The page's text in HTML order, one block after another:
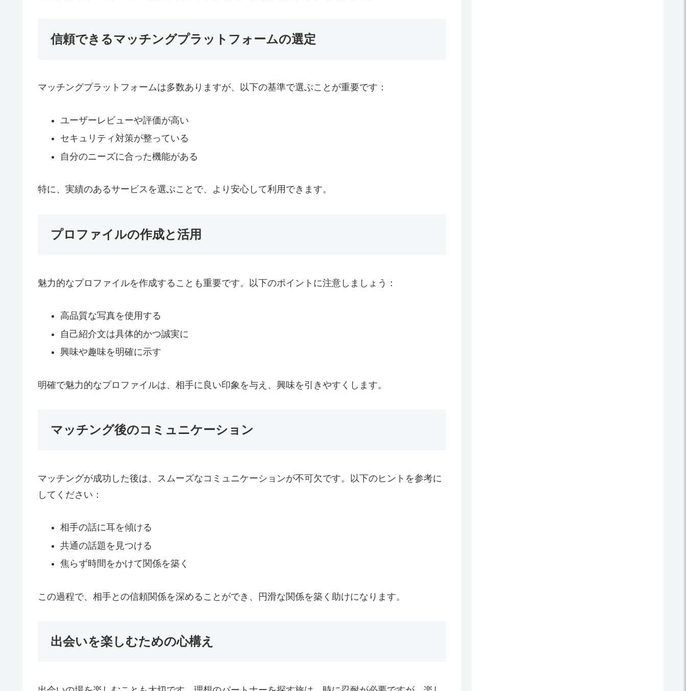
信頼できるマッチングプラットフォームの選定
マッチングプラットフォームは多数ありますが、以下の基準で選ぶことが重要です：
ユーザーレビューや評価が高い
セキュリティ対策が整っている
自分のニーズに合った機能がある
特に、実績のあるサービスを選ぶことで、より安心して利用できます。
プロファイルの作成と活用
魅力的なプロファイルを作成することも重要です。以下のポイントに注意しましょう：
高品質な写真を使用する
自己紹介文は具体的かつ誠実に
興味や趣味を明確に示す
明確で魅力的なプロファイルは、相手に良い印象を与え、興味を引きやすくします。
マッチング後のコミュニケーション
マッチングが成功した後は、スムーズなコミュニケーションが不可欠です。以下のヒントを参考に
してください：
相手の話に耳を傾ける
共通の話題を見つける
焦らず時間をかけて関係を築く
この過程で、相手との信頼関係を深めることができ、円滑な関係を築く助けになります。
出会いを楽しむための心構え